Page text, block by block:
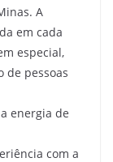
A
em cada
especial,
de pessoas
energia de
com a